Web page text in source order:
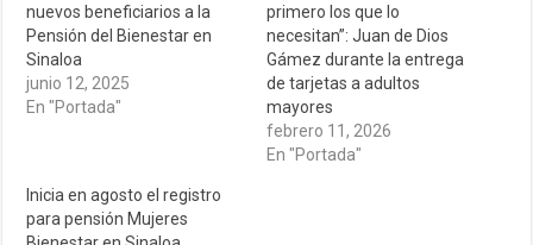
nuevos beneficiarios a la
Pensión del Bienestar en
Sinaloa
junio 12, 2025
En "Portada"
primero los que lo
necesitan”: Juan de Dios
Gámez durante la entrega
de tarjetas a adultos
mayores
febrero 11, 2026
En "Portada"
Inicia en agosto el registro
para pensión Mujeres